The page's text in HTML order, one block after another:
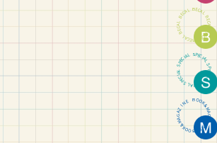
BECA
L
BE
C
A
L
B
E
C
A
B
E
C
A
L
B
E
C
A
L
BE
CAL
SPECI
A
L
SP
E
C
A
L
S
P
CI
A
L
S
P
E
C
I
A
L
SP
E
CIAL
BOOK
&M
A
G
A
Z
I
N
E
B
O
O
K
&
M
A
G
A
Z
I
NE